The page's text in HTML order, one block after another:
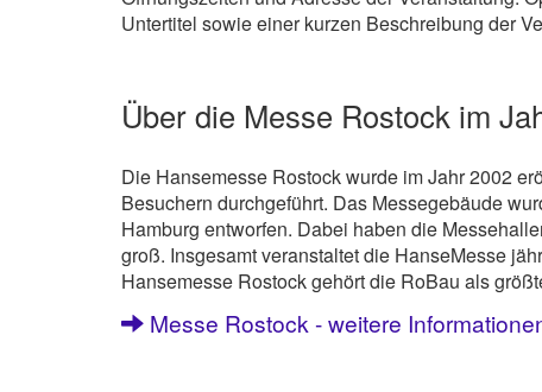
Untertitel sowie einer kurzen Beschreibung der
Über die Messe Rostock im
Die Hansemesse Rostock wurde im Jahr 2002
Besuchern durchgeführt. Das Messegebäude
Hamburg entworfen. Dabei haben die
groß. Insgesamt veranstaltet die HanseMesse
Hansemesse Rostock gehört die RoBau als
Messe Rostock - weitere